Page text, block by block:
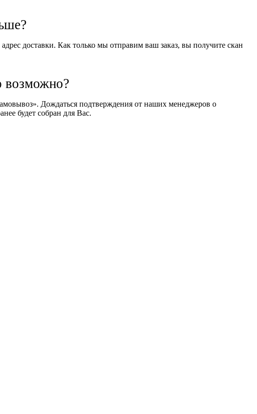
доставки. Как только мы отправим ваш заказ, вы получите скан
возможно?
Дождаться подтверждения от наших менеджеров о
будет собран для Вас.